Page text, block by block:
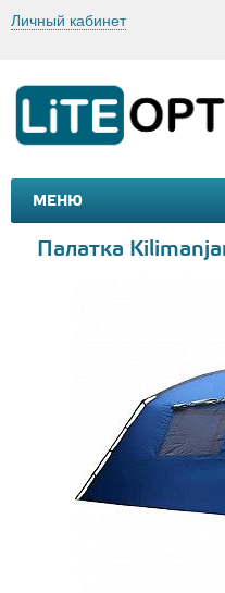
Личный кабинет
МЕНЮ
МАШИНКИ И
Палатка